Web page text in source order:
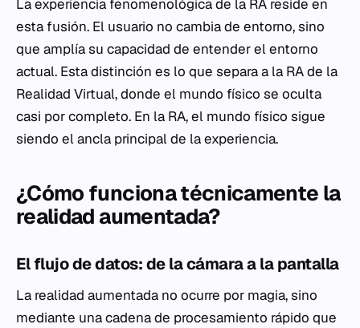
La experiencia fenomenológica de la RA reside en
esta fusión. El usuario no cambia de entorno, sino
que amplía su capacidad de entender el entorno
actual. Esta distinción es lo que separa a la RA de la
Realidad Virtual, donde el mundo físico se oculta
casi por completo. En la RA, el mundo físico sigue
siendo el ancla principal de la experiencia.
¿Cómo funciona técnicamente la
realidad aumentada?
El flujo de datos: de la cámara a la pantalla
La realidad aumentada no ocurre por magia, sino
mediante una cadena de procesamiento rápido que